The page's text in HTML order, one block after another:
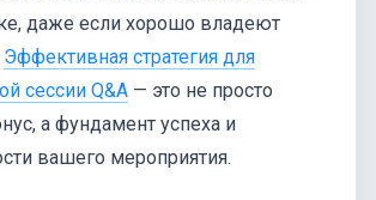
даже если хорошо владеют
Эффективная стратегия для
сессии Q&A — это не просто
а фундамент успеха и
вашего мероприятия.